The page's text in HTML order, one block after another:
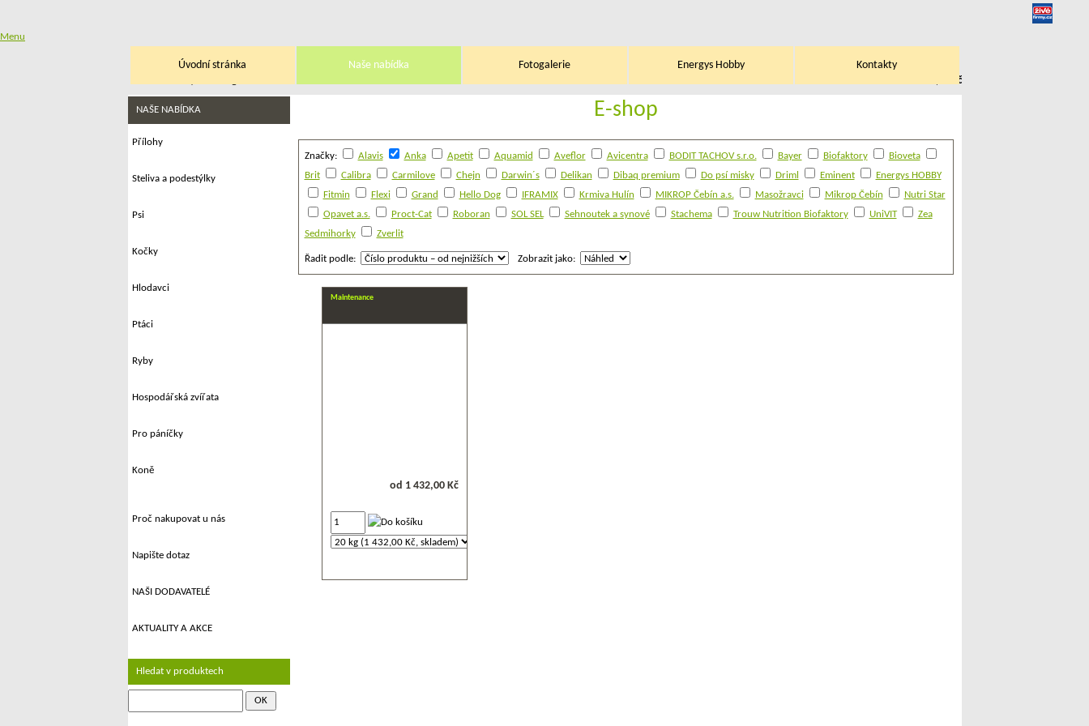
Menu
Úvodní stránka Naše nabídka Fotogalerie Energys Hobby Kontakty
0,00 Kč
E-shop
Značky: Alavis Anka Apetit Aquamid Aveflor Avicentra BODIT TACHOV s.r.o. Bayer Biofaktory
Bioveta
Brit
Calibra Carmilove Chejn Darwin´s Delikan Dibaq premium Do psí misky Driml Eminent
Energys HOBBY
Fitmin
Flexi Grand Hello Dog IFRAMIX Krmiva Hulín MIKROP Čebín a.s. Masožravci Mikrop Čebín
Nutri Star
Opavet a.s.
Proct-Cat Roboran SOL SEL Sehnoutek a synové Stachema Trouw Nutrition Biofaktory UniVIT
Zea
Sedmihorky
Zverlit
Řadit podle: Zobrazit jako:
Maintenance
od 1 432,00 Kč
NAŠE NABÍDKA
Přílohy
Steliva a podestýlky
Psi
Kočky
Hlodavci
Ptáci
Ryby
Hospodářská zvířata
Pro páníčky
Koně
Proč nakupovat u nás
Napište dotaz
NAŠI DODAVATELÉ
AKTUALITY A AKCE
Hledat v produktech